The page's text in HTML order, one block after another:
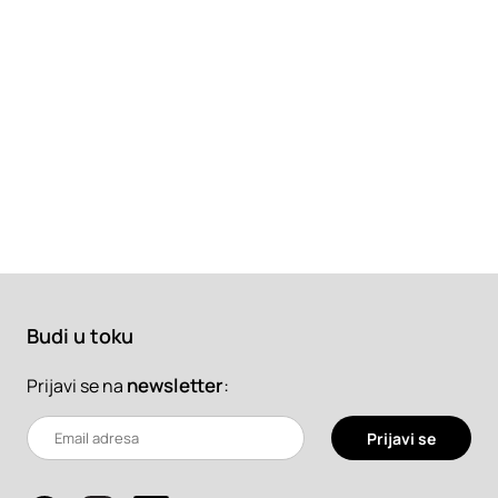
Budi u toku
Prijavi se na newsletter:
Prijavi se